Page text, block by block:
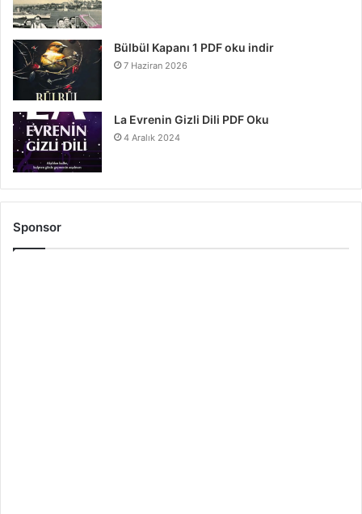
Bülbül Kapanı 1 PDF oku indir
7 Haziran 2026
La Evrenin Gizli Dili PDF Oku
4 Aralık 2024
Sponsor